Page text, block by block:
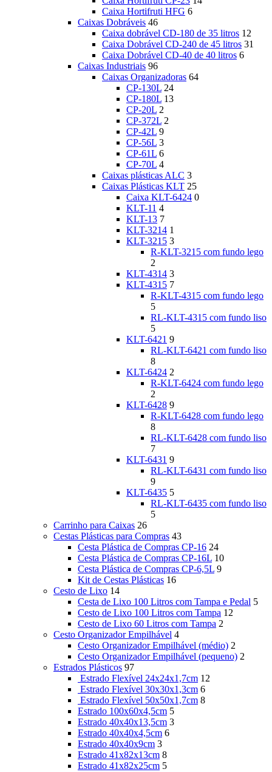
Caixa Hortifruti HFG 6
Caixas Dobráveis 46
Caixa dobrável CD-180 de 35 litros 12
Caixa Dobrável CD-240 de 45 litros 31
Caixa Dobrável CD-40 de 40 litros 6
Caixas Industriais 96
Caixas Organizadoras 64
CP-130L 24
CP-180L 13
CP-20L 2
CP-372L 2
CP-42L 9
CP-56L 3
CP-61L 6
CP-70L 4
Caixas plásticas ALC 3
Caixas Plásticas KLT 25
Caixa KLT-6424 0
KLT-11 4
KLT-13 7
KLT-3214 1
KLT-3215 3
R-KLT-3215 com fundo lego
2
KLT-4314 3
KLT-4315 7
R-KLT-4315 com fundo lego
5
RL-KLT-4315 com fundo liso
5
KLT-6421 9
RL-KLT-6421 com fundo liso
8
KLT-6424 2
R-KLT-6424 com fundo lego
2
KLT-6428 9
R-KLT-6428 com fundo lego
8
RL-KLT-6428 com fundo liso
7
KLT-6431 9
RL-KLT-6431 com fundo liso
9
KLT-6435 5
RL-KLT-6435 com fundo liso
5
Carrinho para Caixas 26
Cestas Plásticas para Compras 43
Cesta Plástica de Compras CP-16 24
Cesta Plástica de Compras CP-16L 10
Cesta Plástica de Compras CP-6,5L 9
Kit de Cestas Plásticas 16
Cesto de Lixo 14
Cesta de Lixo 100 Litros com Tampa e Pedal 5
Cesto de Lixo 100 Litros com Tampa 12
Cesto de Lixo 60 Litros com Tampa 2
Cesto Organizador Empilhável 4
Cesto Organizador Empilhável (médio) 2
Cesto Organizador Empilhável (pequeno) 2
Estrados Plásticos 97
Estrado Flexível 24x24x1,7cm 12
Estrado Flexível 30x30x1,3cm 6
Estrado Flexível 50x50x1,7cm 8
Estrado 100x60x4,5cm 5
Estrado 40x40x13,5cm 3
Estrado 40x40x4,5cm 6
Estrado 40x40x9cm 3
Estrado 41x82x13cm 8
Estrado 41x82x25cm 5